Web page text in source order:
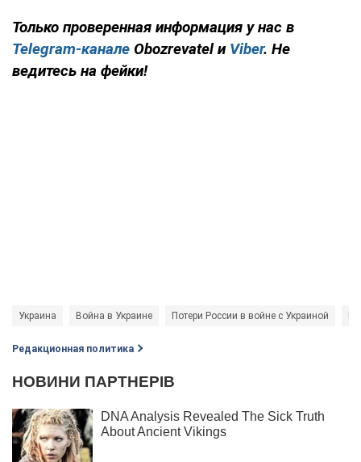
Только проверенная информация у нас в
Telegram-канале Obozrevatel и Viber. Не
ведитесь на фейки!
Украина Война в Украине Потери России в войне с Украиной
Редакционная политика